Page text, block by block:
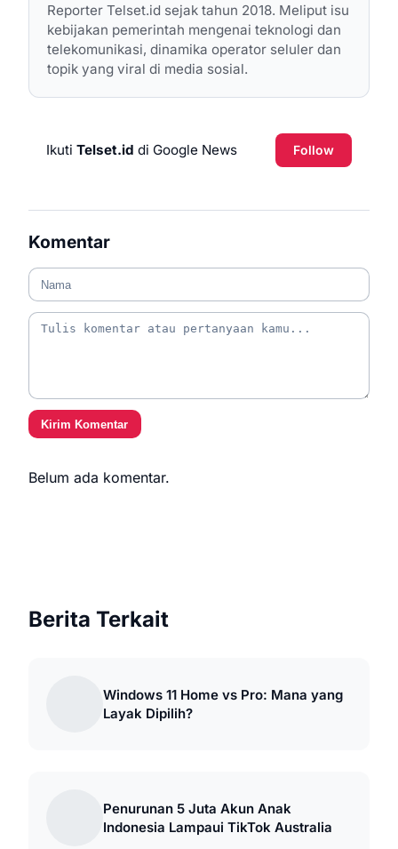
Reporter Telset.id sejak tahun 2018. Meliput isu
kebijakan pemerintah mengenai teknologi dan
telekomunikasi, dinamika operator seluler dan
topik yang viral di media sosial.
Ikuti Telset.id di Google News Follow
Komentar
Kirim Komentar
Belum ada komentar.
Berita Terkait
Windows 11 Home vs Pro: Mana yang
Layak Dipilih?
Penurunan 5 Juta Akun Anak
Indonesia Lampaui TikTok Australia